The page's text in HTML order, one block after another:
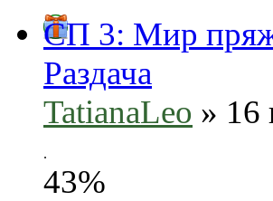
СП 3: Мир
Раздача
TatianaLeo » 16
.
43%